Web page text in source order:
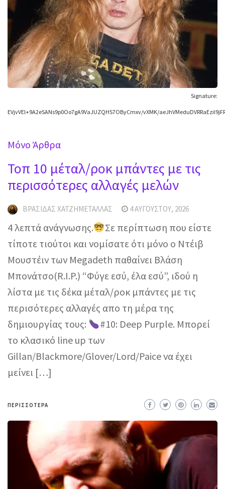
Signature:
EVjvVEl+9A2eSANs9p0Oo7gA9VaJUZQHS7OByCmxv/vXMK/
Mόνο Άρθρα
Τοπ 10 μέταλ/ροκ μπάντες με τις
περισσότερες αλλαγές μελών
ΒΡΑΣΊΔΑΣ ΧΑΤΖΗΜΕΤΑΛΛΆΣ 4 ΑΥΓΟΎΣΤΟΥ, 2026
4 λεπτά ανάγνωσης.
Σε περίπτωση που είστε
τίποτε τιούτοι και νομίσατε ότι μόνο ο Ντέιβ
Μουστέιν των Megadeth παθαίνει Βλάση
Μπονάτσο(R.I.P.) “Φύγε εσύ, έλα εσύ”, ιδού η
λίστα με τις δέκα μέταλ/ροκ μπάντες με τις
περισότερες αλλαγές απο τη μέρα της
δημιουργίας τους:
#10: Deep Purple. Μπορεί
το κλασικό line up των
Gillan/Blackmore/Glover/Lord/Paice να έχει
μείνει […]
ΠΕΡΙΣΣΌΤΕΡΑ